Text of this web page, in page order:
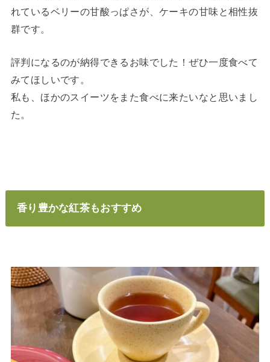
れているベリーの甘酸っぱさが、ケーキの甘味と相性抜
群です。
評判になるのが納得できるお味でした！ぜひ一度食べて
みてほしいです。
私も、ほかのスイーツをまた食べに来たいなと思いまし
た。
香り豊かな紅茶もおすすめ